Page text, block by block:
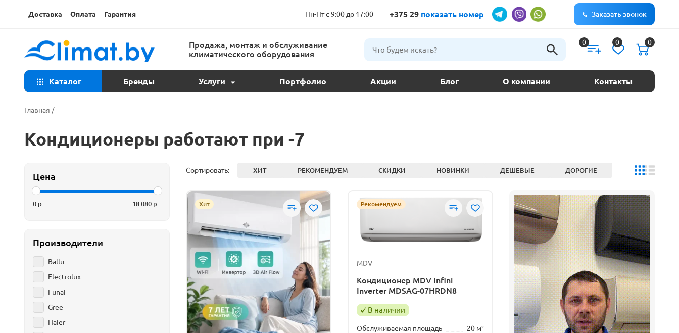
Доставка Оплата Гарантия Пн-Пт с 9:00 до 17:00 +375 29 показать номер Заказать звонок
Продажа, монтаж и обслуживание
климатического оборудования
0 0 0
Каталог Бренды Услуги
Техническое обслуживание
Закладка трасс
Разрешение на установку кондиционера
Портфолио Акции Блог О компании Контакты
Главная /
Кондиционеры работают при -7
Цена
0 р. 18 080 р.
Производители
Ballu
Electrolux
Funai
Gree
Haier
Сортировать: ХИТ РЕКОМЕНДУЕМ СКИДКИ НОВИНКИ ДЕШЕВЫЕ ДОРОГИЕ
Хит Рекомендуем
MDV
Кондиционер MDV Infini
Inverter MDSAG-07HRDN8
В наличии
Обслуживаемая площадь
20 м²